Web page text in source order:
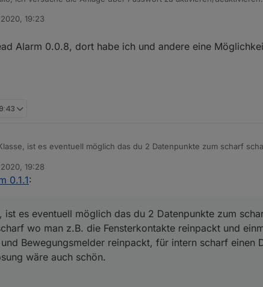
"toogle_Password" eingebe und das Häckchen setze wird die
19:23
Alarm 0.0.8, dort habe ich und andere eine
ist es eventuell möglich das du 2 Datenpunkte zum scharf
zum schalten einer Innensirene bei
19:28
0.1.1:
ist es eventuell möglich das du 2 Datenpunkte zum
wo man z.B. die Fensterkontakte reinpackt und
Bewegungsmelder reinpackt, für intern scharf einen
wäre auch schön.